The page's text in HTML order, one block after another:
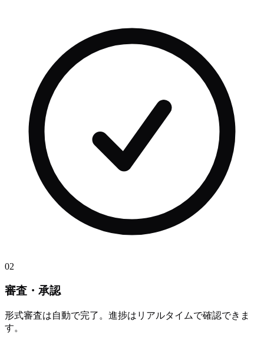
02
審査・承認
形式審査は自動で完了。進捗はリアルタイムで確認できま
す。